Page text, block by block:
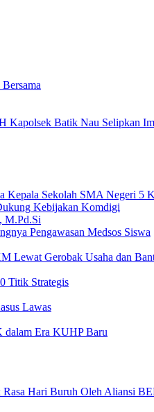
Kapolsek Batik Nau Selipkan
Kebijakan Komdigi
Pengawasan Medsos Siswa
Lewat Gerobak Usaha dan
Titik Strategis
Lawas
dalam Era KUHP Baru
Rasa Hari Buruh Oleh Aliansi